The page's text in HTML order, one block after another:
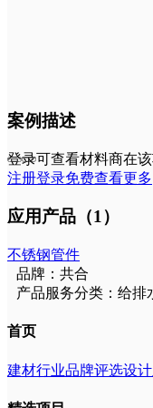
案例描述
登录可查看材料商在
注册登录免费查看更多
应用产品（1）
不锈钢管件
品牌：共合
产品服务分类：给排
首页
建材行业品牌评选设